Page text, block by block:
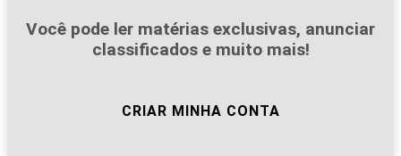
Você pode ler matérias exclusivas, anunciar
classificados e muito mais!
CRIAR MINHA CONTA